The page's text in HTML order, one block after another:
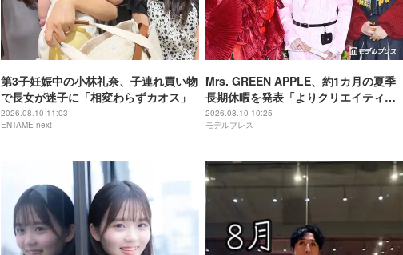
第3子妊娠中の小林礼奈、子連れ買い物
で長女が迷子に「相変わらずカオス」
2026.08.10 11:03
ENTAME next
Mrs. GREEN APPLE、約1カ月の夏季
長期休暇を発表「よりクリエイティブ
を追求できるリフレッシュ期間とし
て」【全文】
2026.08.10 10:25
モデルプレス